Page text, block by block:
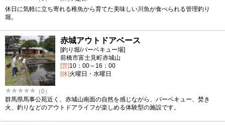
休日に気軽に立ち寄れる稚魚から育てた美味しい川魚が食べられる管理釣り
堀。
（0）
赤城アウトドアベース
[釣り堀/バーベキュー場]
前橋市富士見町赤城山
[営]10：00～16：00
[休]火曜日・水曜日
群馬県馬事公苑近く、赤城山南面の自然を感じながら、バーベキュー、焚き
火、釣りなどのアウトドアライフが楽しめる体験型の施設です。